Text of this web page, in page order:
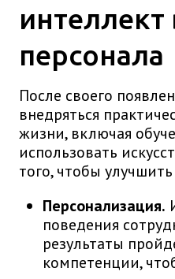
интеллект
персонала
После своего
внедряться
жизни, включая
использовать
того, чтобы
Персонализация.
поведения
результаты
компетенции,